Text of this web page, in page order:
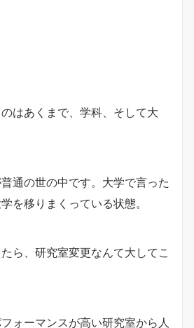
はあくまで、学科、そして大
通の世の中です。大学で言った
を移りまくっている状態。
ら、研究室変更なんて大してこ
ォーマンスが高い研究室から人